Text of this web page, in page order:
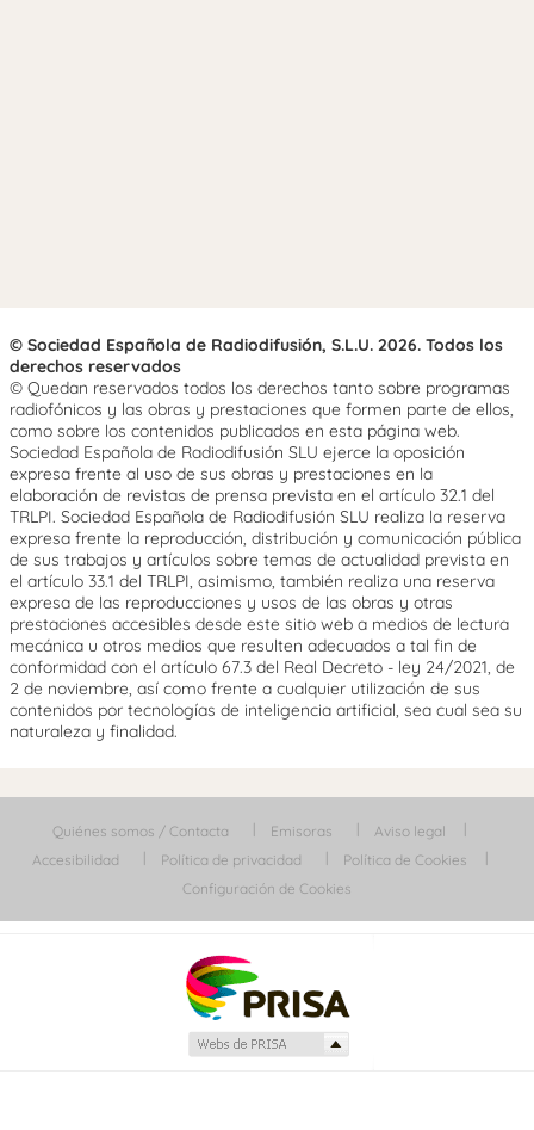
© Sociedad Española de Radiodifusión, S.L.U. 2026. Todos los
derechos reservados
© Quedan reservados todos los derechos tanto sobre programas
radiofónicos y las obras y prestaciones que formen parte de ellos,
como sobre los contenidos publicados en esta página web.
Sociedad Española de Radiodifusión SLU ejerce la oposición
expresa frente al uso de sus obras y prestaciones en la
elaboración de revistas de prensa prevista en el artículo 32.1 del
TRLPI. Sociedad Española de Radiodifusión SLU realiza la reserva
expresa frente la reproducción, distribución y comunicación pública
de sus trabajos y artículos sobre temas de actualidad prevista en
el artículo 33.1 del TRLPI, asimismo, también realiza una reserva
expresa de las reproducciones y usos de las obras y otras
prestaciones accesibles desde este sitio web a medios de lectura
mecánica u otros medios que resulten adecuados a tal fin de
conformidad con el artículo 67.3 del Real Decreto - ley 24/2021, de
2 de noviembre, así como frente a cualquier utilización de sus
contenidos por tecnologías de inteligencia artificial, sea cual sea su
naturaleza y finalidad.
Quiénes somos / Contacta Emisoras
Aviso legal
Accesibilidad
Política de privacidad
Política de Cookies
Configuración de Cookies